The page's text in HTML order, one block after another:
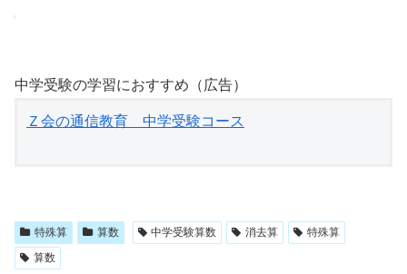
中学受験の学習におすすめ（広告）
Ｚ会の通信教育　中学受験コース
特殊算 算数 中学受験算数 消去算
特殊算
算数